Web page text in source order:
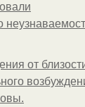
oт